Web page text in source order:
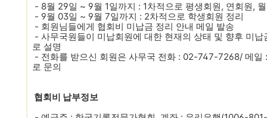
- 8월 29일 ~ 9월 1일까지 : 1차적으로 평생회원, 연회원,
- 9월 03일 ~ 9월 7일까지 : 2차적으로 학생회원 정리
- 회원님들에게 협회비 미납금 정리 안내 메일 발송
- 사무국원들이 미납회원에 대한 현재의 상태 및 향후 미
로 설명
- 전화를 받으신 회원은 사무국 전화 : 02-747-7268/ 메일
로 문의
협회비 납부정보